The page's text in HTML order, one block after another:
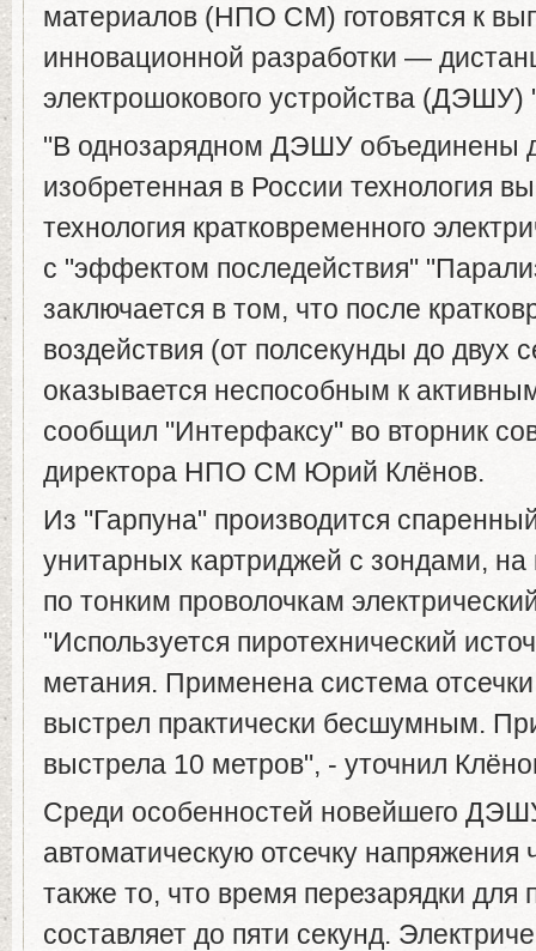
материалов (НПО СМ) готовятся к
инновационной разработки —
электрошокового устройства (ДЭШУ)
"В однозарядном ДЭШУ объединены
изобретенная в России технология
технология кратковременного
с "эффектом последействия"
заключается в том, что после
воздействия (от полсекунды до двух
оказывается неспособным к
сообщил "Интерфаксу" во вторник
директора НПО СМ Юрий Клёнов.
Из "Гарпуна" производится
унитарных картриджей с зондами, на
по тонким проволочкам
"Используется пиротехнический
метания. Применена система отсечки
выстрел практически бесшумным.
выстрела 10 метров", - уточнил
Среди особенностей новейшего
автоматическую отсечку напряжения
также то, что время перезарядки для
составляет до пяти секунд.